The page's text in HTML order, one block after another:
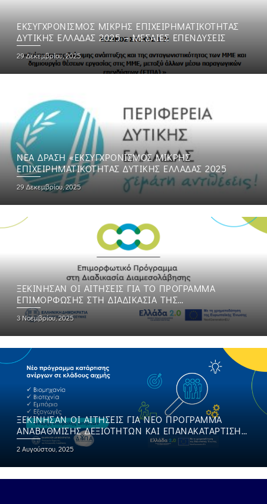
ΕΚΣΥΓΧΡΟΝΙΣΜΟΣ ΜΙΚΡΗΣ ΕΠΙΧΕΙΡΗΜΑΤΙΚΟΤΗΤΑΣ
ΔΥΤΙΚΗΣ ΕΛΛΑΔΑΣ 2025 – ΜΕΣΑΙΕΣ ΕΠΕΝΔΥΣΕΙΣ
29 Δεκεμβρίου, 2025
ΝΈΑ ΔΡΆΣΗ «ΕΚΣΥΓΧΡΟΝΙΣΜΌΣ ΜΙΚΡΉΣ
ΕΠΙΧΕΙΡΗΜΑΤΙΚΌΤΗΤΑΣ ΔΥΤΙΚΉΣ ΕΛΛΆΔΑΣ 2025
29 Δεκεμβρίου, 2025
ΞΕΚΊΝΗΣΑΝ ΟΙ ΑΙΤΉΣΕΙΣ ΓΙΑ ΤΟ ΠΡΌΓΡΑΜΜΑ
ΕΠΙΜΌΡΦΩΣΗΣ ΣΤΗ ΔΙΑΔΙΚΑΣΊΑ ΤΗΣ
ΔΙΑΜΕΣΟΛΆΒΗΣΗΣ
3 Νοεμβρίου, 2025
ΞΕΚΊΝΗΣΑΝ ΟΙ ΑΙΤΉΣΕΙΣ ΓΙΑ ΝΈΟ ΠΡΌΓΡΑΜΜΑ
ΑΝΑΒΆΘΜΙΣΗΣ ΔΕΞΙΟΤΉΤΩΝ ΚΑΙ ΕΠΑΝΑΚΑΤΆΡΤΙΣΗΣ
ΑΝΈΡΓΩΝ ΣΕ ΚΛΆΔΟΥΣ ΑΙΧΜΉΣ
2 Αυγούστου, 2025